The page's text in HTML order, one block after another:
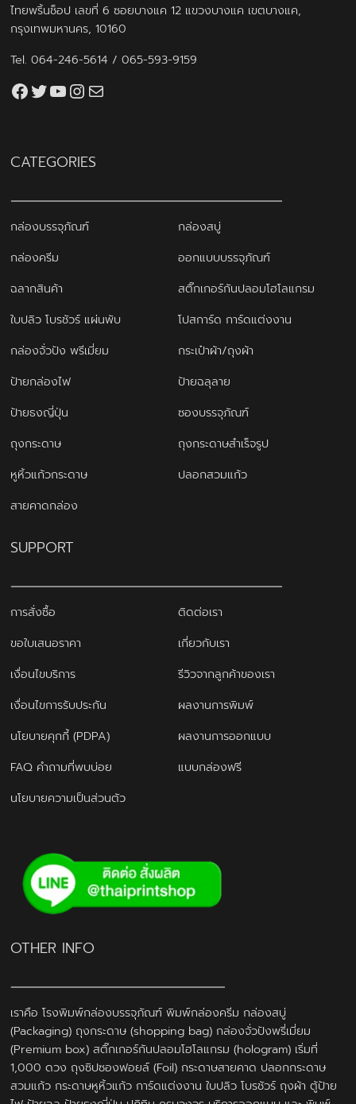
ไทยพริ้นช็อป เลขที่ 6 ซอยบางแค 12 แขวงบางแค เขตบางแค,
กรุงเทพมหานคร, 10160
Tel.064-246-5614 /065-593-9159
Facebook
Twitter
YouTube
Instagram
thaiprintshop.aw@gmail.com
CATEGORIES
กล่องบรรจุภัณฑ์
กล่องสบู่
กล่องครีม
ออกแบบบรรจุภัณฑ์
ฉลากสินค้า
สติ๊กเกอร์กันปลอมโฮโลแกรม
ใบปลิว โบรชัวร์ แผ่นพับ
โปสการ์ด การ์ดแต่งงาน
กล่องจั่วปัง พรีเมี่ยม
กระเป๋าผ้า/ถุงผ้า
ป้ายกล่องไฟ
ป้ายฉลุลาย
ป้ายธงญี่ปุ่น
ซองบรรจุภัณฑ์
ถุงกระดาษ
ถุงกระดาษสำเร็จรูป
หูหิ้วแก้วกระดาษ
ปลอกสวมแก้ว
สายคาดกล่อง
SUPPORT
การสั่งซื้อ
ติดต่อเรา
ขอใบเสนอราคา
เกี่ยวกับเรา
เงื่อนไขบริการ
รีวิวจากลูกค้าของเรา
เงื่อนไขการรับประกัน
ผลงานการพิมพ์
นโยบายคุกกี้ (PDPA)
ผลงานการออกแบบ
FAQ คำถามที่พบบ่อย
แบบกล่องฟรี
นโยบายความเป็นส่วนตัว
OTHER INFO
เราคือ โรงพิมพ์กล่องบรรจุภัณฑ์ พิมพ์กล่องครีม กล่องสบู่
(Packaging) ถุงกระดาษ (shopping bag) กล่องจั่วปังพรี่เมี่ยม
(Premium box) สติ๊กเกอร์กันปลอมโฮโลแกรม (hologram) เริ่มที่
1,000 ดวง ถุงซิปซองฟอยล์ (Foil) กระดาษสายคาด ปลอกกระดาษ
สวมแก้ว กระดาษหูหิ้วแก้ว การ์ดแต่งงาน ใบปลิว โบรชัวร์ ถุงผ้า ตู้ป้าย